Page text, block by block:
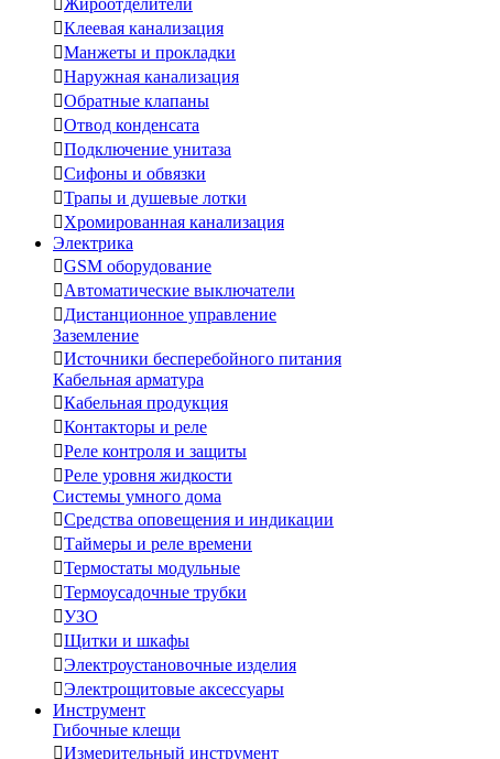
Жироотделители
Клеевая канализация
Манжеты и прокладки
Наружная канализация
Обратные клапаны
Отвод конденсата
Подключение унитаза
Сифоны и обвязки
Трапы и душевые лотки
Хромированная канализация
Электрика
GSM оборудование
Автоматические выключатели
Дистанционное управление
Заземление
Источники бесперебойного питания
Кабельная арматура
Кабельная продукция
Контакторы и реле
Реле контроля и защиты
Реле уровня жидкости
Системы умного дома
Средства оповещения и индикации
Таймеры и реле времени
Термостаты модульные
Термоусадочные трубки
УЗО
Щитки и шкафы
Электроустановочные изделия
Электрощитовые аксессуары
Инструмент
Гибочные клещи
Измерительный инструмент